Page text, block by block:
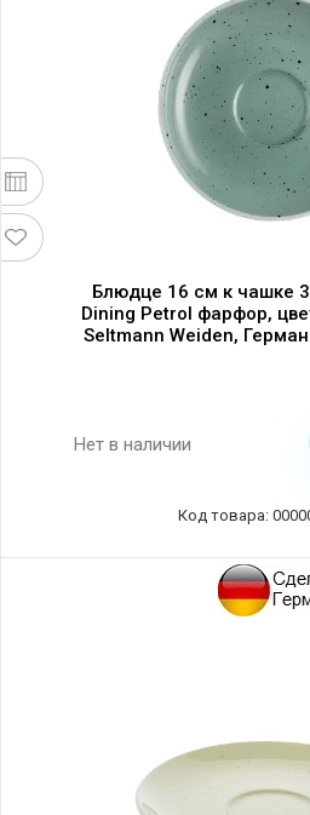
Блюдце 16 см к чашке
Dining Petrol фарфор,
Seltmann Weiden,
Нет в наличии
Код товара: